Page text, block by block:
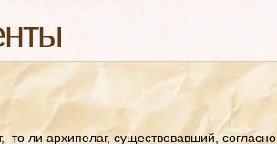
то ли архипелаг, существовавший, согласно